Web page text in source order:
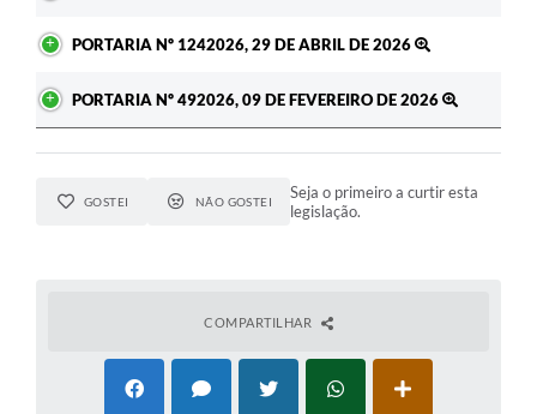
PORTARIA Nº 1242026, 29 DE ABRIL DE 2026
PORTARIA Nº 492026, 09 DE FEVEREIRO DE 2026
GOSTEI NÃO GOSTEI
Seja o primeiro a curtir esta
legislação.
COMPARTILHAR